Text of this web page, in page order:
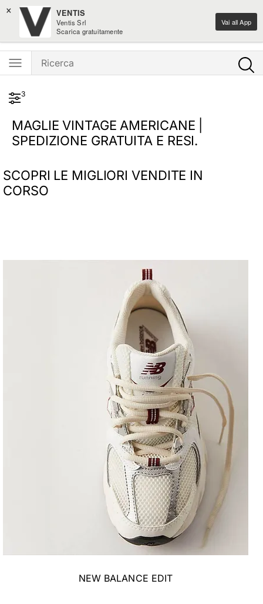
× VENTIS
Ventis Srl
Scarica gratuitamente
Vai all App
Spedizione gratis sui nuovi arrivi moda sopra i 100€
Ventis - L'e-shopping parla italiano
3
MAGLIE VINTAGE AMERICANE |
SPEDIZIONE GRATUITA E RESI.
SCOPRI LE MIGLIORI VENDITE IN
CORSO
NEW BALANCE EDIT